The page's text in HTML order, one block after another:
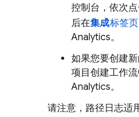
控制台，依次
后在集成标签页
Analytics。
如果您要创建
项目创建工作
Analytics。
请注意，路径日志适